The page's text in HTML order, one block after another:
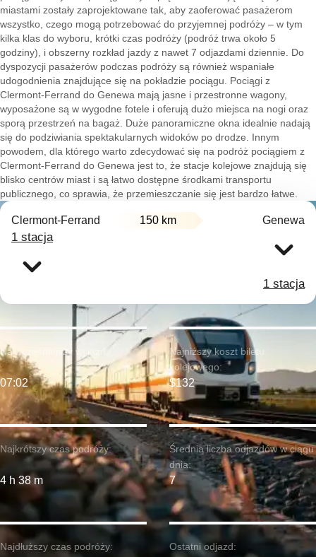
miastami zostały zaprojektowane tak, aby zaoferować pasażerom
wszystko, czego mogą potrzebować do przyjemnej podróży – w tym
kilka klas do wyboru, krótki czas podróży (podróż trwa około 5
godziny), i obszerny rozkład jazdy z nawet 7 odjazdami dziennie. Do
dyspozycji pasażerów podczas podróży są również wspaniałe
udogodnienia znajdujące się na pokładzie pociągu. Pociągi z
Clermont-Ferrand do Genewa mają jasne i przestronne wagony,
wyposażone są w wygodne fotele i oferują dużo miejsca na nogi oraz
sporą przestrzeń na bagaż. Duże panoramiczne okna idealnie nadają
się do podziwiania spektakularnych widoków po drodze. Innym
powodem, dla którego warto zdecydować się na podróż pociągiem z
Clermont-Ferrand do Genewa jest to, że stacje kolejowe znajdują się
blisko centrów miast i są łatwo dostępne środkami transportu
publicznego, co sprawia, że przemieszczanie się jest bardzo łatwe.
Clermont-Ferrand 150 km Genewa
1 stacja
1 stacja
Najkrótszy czas podróży:
4 h 38 m
Najwcześniejszy wyjazd:
07:02
Najdłuższy czas podróży:
Najniższy koszt biletu
kolejowego:
$132
Średnia liczba odjazdów w ciągu
dnia:
7
Ostatni odjazd: